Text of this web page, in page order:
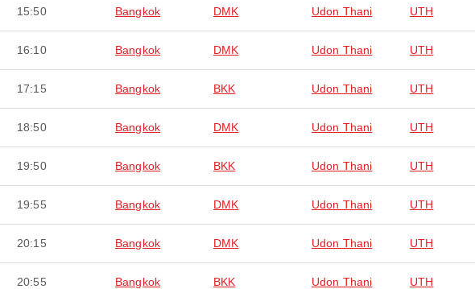
15:50 Bangkok DMK Udon Thani UTH
16:10 Bangkok DMK Udon Thani UTH
17:15 Bangkok BKK Udon Thani UTH
18:50 Bangkok DMK Udon Thani UTH
19:50 Bangkok BKK Udon Thani UTH
19:55 Bangkok DMK Udon Thani UTH
20:15 Bangkok DMK Udon Thani UTH
20:55 Bangkok BKK Udon Thani UTH